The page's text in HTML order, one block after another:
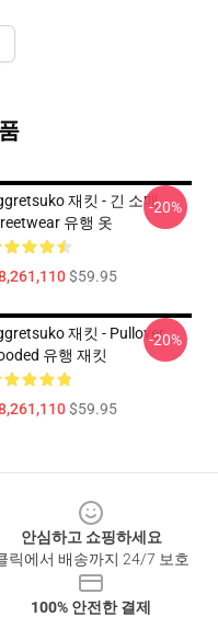
재킷 - 긴 소매
유행 옷
$59.95
-20%
재킷 - Pullover
유행 재킷
$59.95
-20%
안심하고 쇼핑하세요
릭에서 배송까지 24/7 보호
100% 안전한 결제